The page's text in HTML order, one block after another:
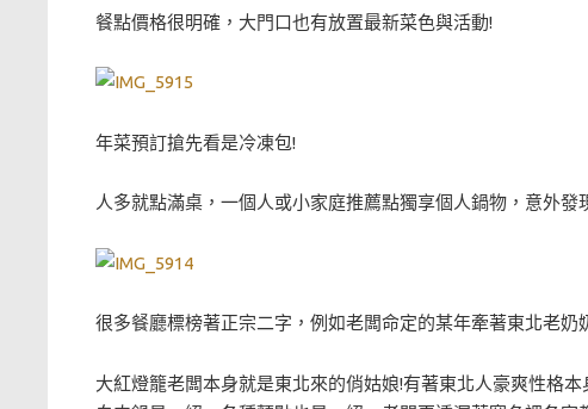
餐點價格很明確，大門口也有放置最新菜色與活動!
年菜預訂搶先看是冷凍包!
人多就點滿桌，一個人或小家庭推薦點獨享個人鍋物，意外發
很多餐廳標榜著正宗二字，例如老闆命定的某年牽著東北老奶
大紅燈籠老闆本身就是東北來的俏姑娘!有著東北人豪爽性格